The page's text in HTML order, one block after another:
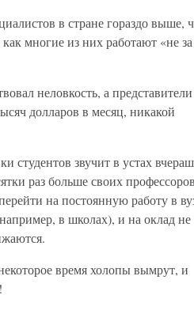
в стране гораздо выше,
многие из них работают «не за
неловкость, а представители
долларов в месяц, никакой
студентов звучит в устах
раз больше своих
на постоянную работу в
в школах), и на оклад не
время холопы вымрут, и